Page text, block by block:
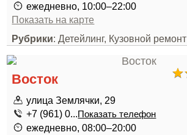
ежедневно, 10:00–22:00
Показать на карте
Рубрики: Детейлинг, Кузовной ремонт
Восток
улица Землячки, 29
+7 (961) 0...Показать телефон
ежедневно, 08:00–20:00